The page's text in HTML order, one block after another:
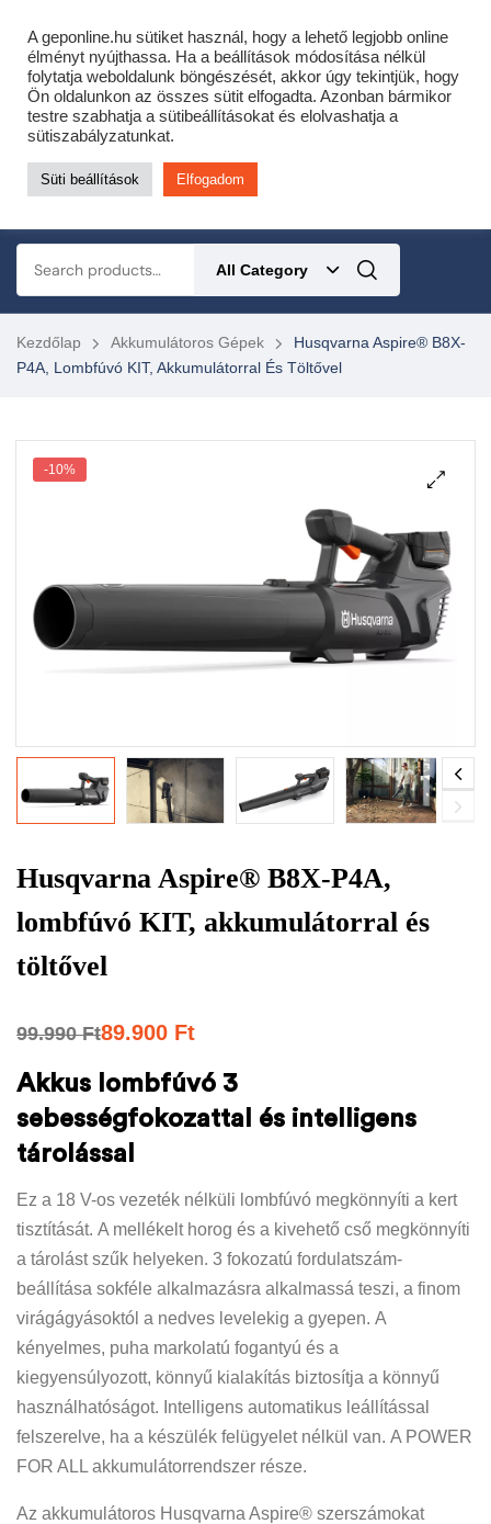
Cofidis expressz online áruhitel 0 % THM-el 10 hónapra!
Most minden akciós HQ láncfűrészhez ajándékba adunk egy fűrészláncot!
Részletek ide kattintva!
KERTÉSZETI – ERDÉSZETI – ÉPÍTŐIPARI GÉP WEBSHOP
All Category
Kezdőlap Akkumulátoros Gépek
Husqvarna Aspire® B8X-
P4A, Lombfúvó KIT, Akkumulátorral És Töltővel
-10%
Husqvarna Aspire® B8X-P4A,
lombfúvó KIT, akkumulátorral és
töltővel
99.990Ft89.900 Ft
Akkus lombfúvó 3
sebességfokozattal és intelligens
tárolással
Ez a 18 V-os vezeték nélküli lombfúvó megkönnyíti a kert
tisztítását. A mellékelt horog és a kivehető cső megkönnyíti
a tárolást szűk helyeken. 3 fokozatú fordulatszám-
beállítása sokféle alkalmazásra alkalmassá teszi, a finom
virágágyásoktól a nedves levelekig a gyepen. A
kényelmes, puha markolatú fogantyú és a
kiegyensúlyozott, könnyű kialakítás biztosítja a könnyű
használhatóságot. Intelligens automatikus leállítással
felszerelve, ha a készülék felügyelet nélkül van. A POWER
FOR ALL akkumulátorrendszer része.
Az akkumulátoros Husqvarna Aspire® szerszámokat
A geponline.hu sütiket használ, hogy a lehető legjobb online
élményt nyújthassa. Ha a beállítások módosítása nélkül
folytatja weboldalunk böngészését, akkor úgy tekintjük, hogy
Ön oldalunkon az összes sütit elfogadta. Azonban bármikor
testre szabhatja a sütibeállításokat és elolvashatja a
sütiszabályzatunkat.
Süti beállítások Elfogadom